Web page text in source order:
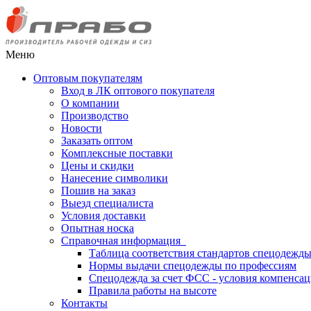
Меню
Оптовым покупателям
Вход в ЛК оптового покупателя
О компании
Производство
Новости
Заказать оптом
Комплексные поставки
Цены и скидки
Нанесение символики
Пошив на заказ
Выезд специалиста
Условия доставки
Опытная носка
Справочная информация
Таблица соответствия стандартов спецодежды
Нормы выдачи спецодежды по профессиям
Спецодежда за счет ФСС - условия
Правила работы на высоте
Контакты